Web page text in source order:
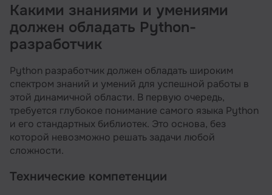
Какими знаниями и умениями
должен обладать Python-
разработчик
Python разработчик должен обладать широким
спектром знаний и умений для успешной работы в
этой динамичной области. В первую очередь,
требуется глубокое понимание самого языка Python
и его стандартных библиотек. Это основа, без
которой невозможно решать задачи любой
сложности.
Технические компетенции